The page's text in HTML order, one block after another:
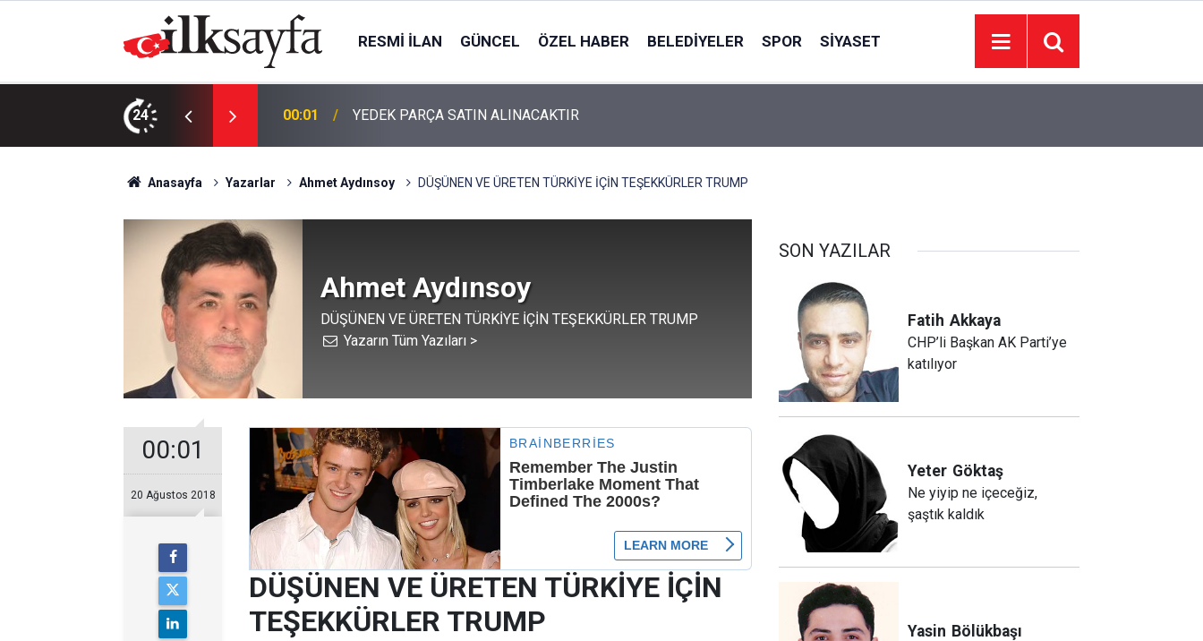
RESMI İLAN GÜNCEL ÖZEL HABER BELEDIYELER SPOR SIYASET
24 00:01 TEMİZLİK MALZEMESİ SATIN ALINACAKTIR
Anasayfa Yazarlar Ahmet Aydınsoy DÜŞÜNEN VE ÜRETEN TÜRKİYE İÇİN TEŞEKKÜRLER TRUMP
Ahmet Aydınsoy
DÜŞÜNEN VE ÜRETEN TÜRKİYE İÇİN TEŞEKKÜRLER TRUMP
Yazarın Tüm Yazıları >
00:01
20 Ağustos 2018
DÜŞÜNEN VE ÜRETEN TÜRKİYE İÇİN
TEŞEKKÜRLER TRUMP
SON YAZILAR
Fatih Akkaya
CHP’li Başkan AK Parti’ye
katılıyor
Yeter Göktaş
Ne yiyip ne içeceğiz,
şaştık kaldık
Yasin Bölükbaşı